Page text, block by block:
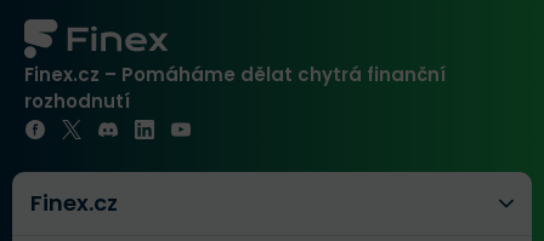
Finex.cz – Pomáháme dělat chytrá finanční
rozhodnutí
Finex.cz